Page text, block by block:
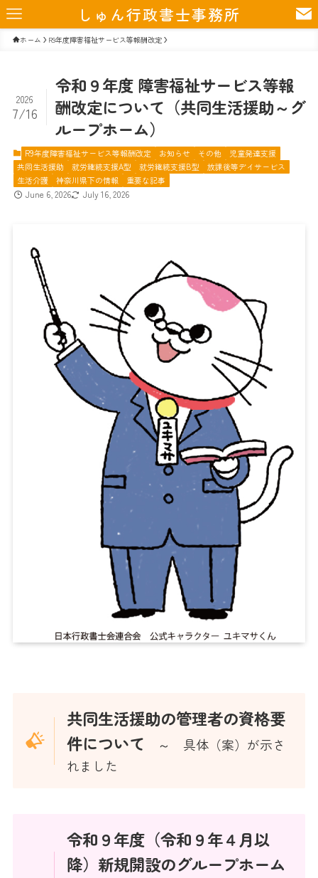
しゅん行政書士事務所
ホーム R9年度障害福祉サービス等報酬改定
令和９年度 障害福祉サービス等報
酬改定について（共同生活援助～グ
ループホーム）
2026
7/16
R9年度障害福祉サービス等報酬改定 お知らせ その他
児童発達支援
共同生活援助
就労継続支援A型 就労継続支援B型
放課後等デイサービス
生活介護
神奈川県下の情報 重要な記事
June 6, 2026 July 16, 2026
共同生活援助の管理者の資格要
件について
～ 具体（案）が示さ
れました
令和９年度（令和９年４月以
降）新規開設のグループホーム